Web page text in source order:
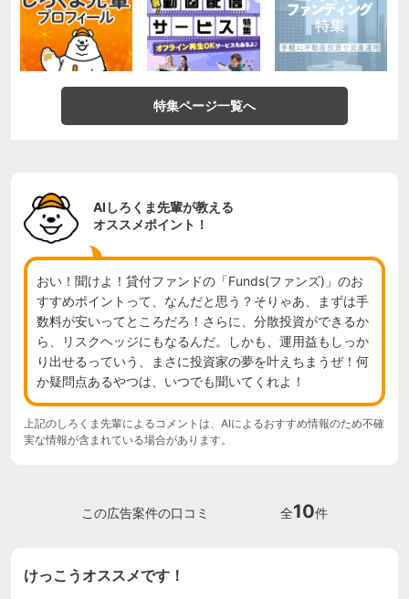
特集ページ一覧へ
AIしろくま先輩が教える
オススメポイント！
おい！聞けよ！貸付ファンドの「Funds(ファンズ)」のお
すすめポイントって、なんだと思う？そりゃあ、まずは手
数料が安いってところだろ！さらに、分散投資ができるか
ら、リスクヘッジにもなるんだ。しかも、運用益もしっか
り出せるっていう、まさに投資家の夢を叶えちまうぜ！何
か疑問点あるやつは、いつでも聞いてくれよ！
上記のしろくま先輩によるコメントは、AIによるおすすめ情報のため不確
実な情報が含まれている場合があります。
この広告案件の口コミ 全10件
けっこうオススメです！